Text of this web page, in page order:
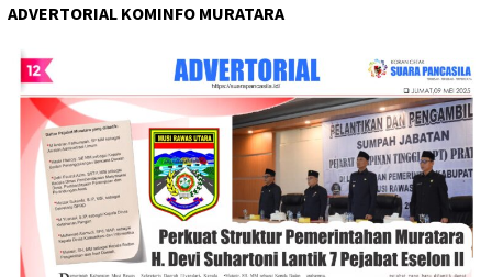
ADVERTORIAL KOMINFO MURATARA